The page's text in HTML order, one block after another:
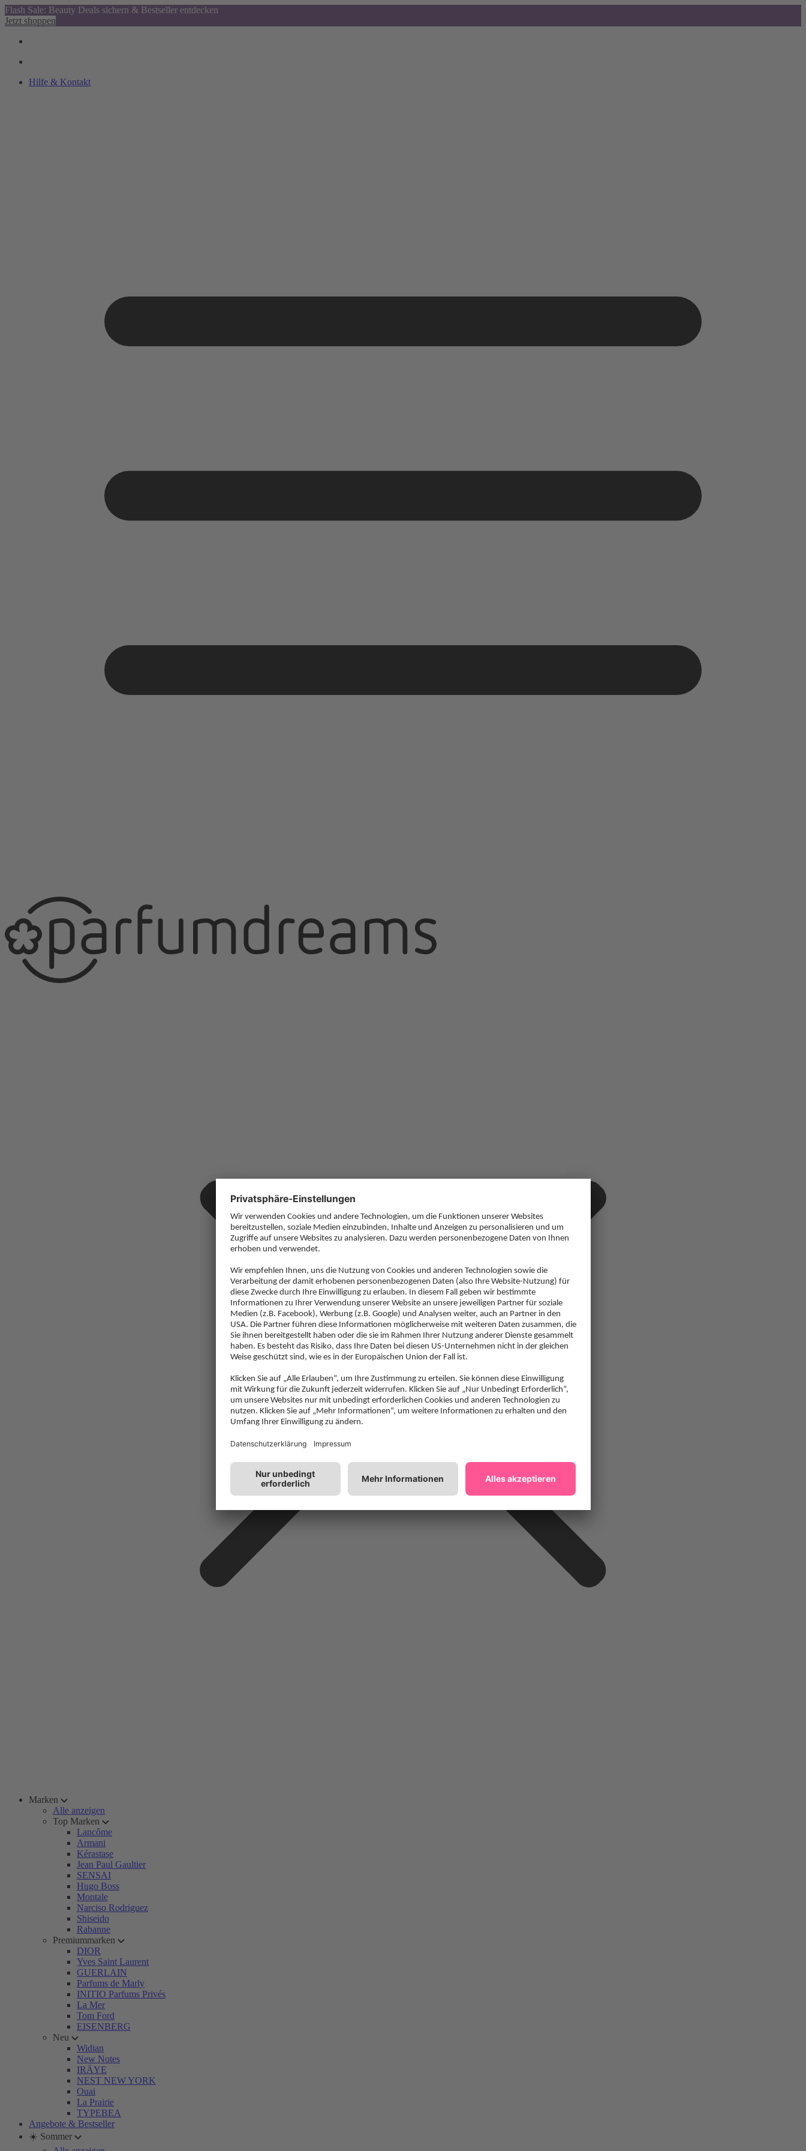
Flash Sale: Beauty Deals sichern & Bestseller entdecken
Jetzt shoppen
Hilfe & Kontakt
Marken
Alle anzeigen
Top Marken
Lancôme
Armani
Kérastase
Jean Paul Gaultier
SENSAI
Hugo Boss
Montale
Narciso Rodriguez
Shiseido
Rabanne
Premiummarken
DIOR
Yves Saint Laurent
GUERLAIN
Parfums de Marly
INITIO Parfums Privés
La Mer
Tom Ford
EISENBERG
Neu
Widian
New Notes
IRÄYE
NEST NEW YORK
Ouai
La Prairie
TYPEBEA
Angebote & Bestseller
☀️ Sommer